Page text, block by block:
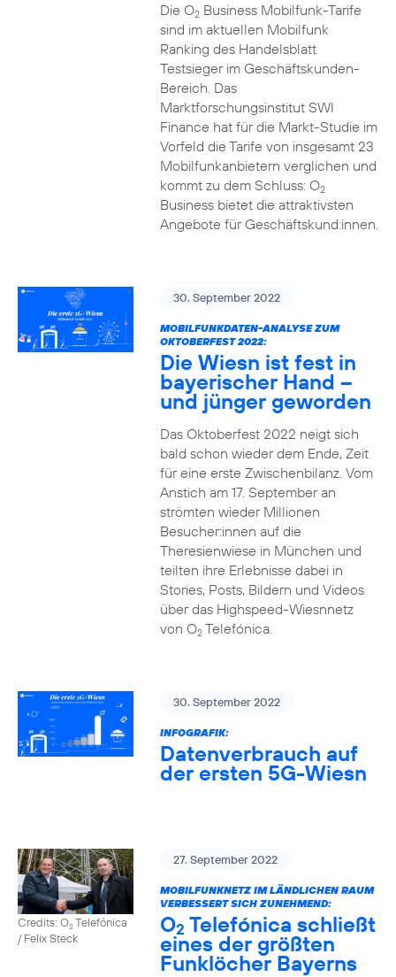
Die O2Business Mobilfunk-Tarife
sind im aktuellen Mobilfunk
Ranking des Handelsblatt
Testsieger im Geschäftskunden-
Bereich. Das
Marktforschungsinstitut SWI
Finance hat für die Markt-Studie im
Vorfeld die Tarife von insgesamt 23
Mobilfunkanbietern verglichen und
kommt zu dem Schluss: O2
Business bietet die attraktivsten
Angebote für Geschäftskund:innen.
30. September 2022
MOBILFUNKDATEN-ANALYSE ZUM
OKTOBERFEST 2022:
Die Wiesn ist fest in
bayerischer Hand –
und jünger geworden
Das Oktoberfest 2022 neigt sich
bald schon wieder dem Ende, Zeit
für eine erste Zwischenbilanz. Vom
Anstich am 17. September an
strömten wieder Millionen
Besucher:innen auf die
Theresienwiese in München und
teilten ihre Erlebnisse dabei in
Stories, Posts, Bildern und Videos
über das Highspeed-Wiesnnetz
von O2Telefónica.
30. September 2022
INFOGRAFIK:
Datenverbrauch auf
der ersten 5G-Wiesn
Credits: O2Telefónica
/ Felix Steck
27. September 2022
MOBILFUNKNETZ IM LÄNDLICHEN RAUM
VERBESSERT SICH ZUNEHMEND:
O2 Telefónica schließt
eines der größten
Funklöcher Bayerns